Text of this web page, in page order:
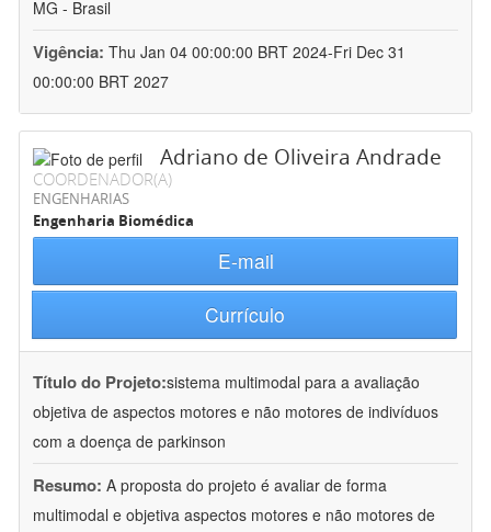
MG - Brasil
Vigência: Thu Jan 04 00:00:00 BRT 2024-Fri Dec 31
00:00:00 BRT 2027
Adriano de Oliveira Andrade
COORDENADOR(A)
ENGENHARIAS
Engenharia Biomédica
E-mail
Currículo
Título do Projeto:sistema multimodal para a avaliação
objetiva de aspectos motores e não motores de indivíduos
com a doença de parkinson
Resumo: A proposta do projeto é avaliar de forma
multimodal e objetiva aspectos motores e não motores de